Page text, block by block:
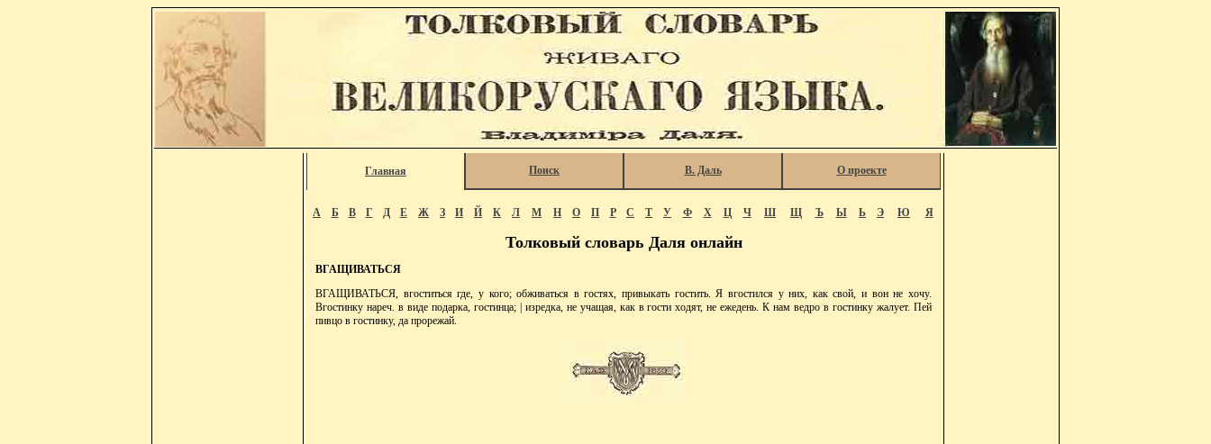
Главная Поиск В. Даль О проекте
А Б В Г Д Е Ж З И Й К Л М Н О П Р С Т У Ф Х Ц Ч Ш Щ Ъ Ы Ь Э Ю Я
Толковый словарь Даля онлайн
ВГАЩИВАТЬСЯ
ВГАЩИВАТЬСЯ, вгоститься где, у кого; обживаться в гостях, привыкать гостить. Я вгостился у них, как свой, и вон не хочу.
Вгостинку нареч. в виде подарка, гостинца; | изредка, не учащая, как в гости ходят, не ежедень. К нам ведро в гостинку жалует. Пей
пивцо в гостинку, да прорежай.